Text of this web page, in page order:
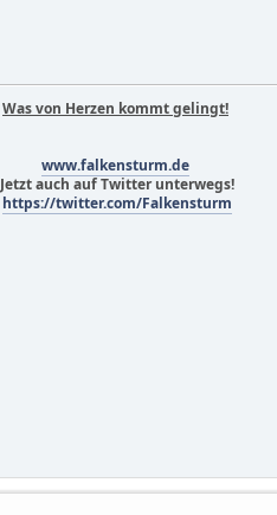
Was von Herzen kommt gelingt!
www.falkensturm.de
Jetzt auch auf Twitter unterwegs!
https://twitter.com/Falkensturm